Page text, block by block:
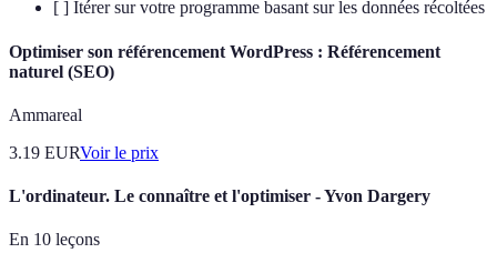
[ ] Itérer sur votre programme basant sur les données récoltées
Optimiser son référencement WordPress : Référencement
naturel (SEO)
Ammareal
3.19 EURVoir le prix
L'ordinateur. Le connaître et l'optimiser - Yvon Dargery
En 10 leçons